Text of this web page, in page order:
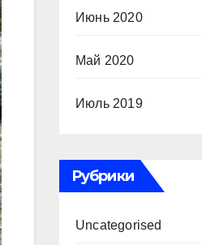
Июнь 2020
Май 2020
Июль 2019
Рубрики
Uncategorised